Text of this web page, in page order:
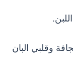
وقلبي البان